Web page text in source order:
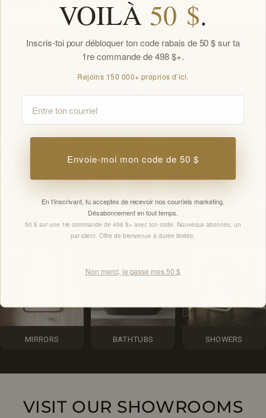
WHAT WE CARRY
VANITIES PLANCHERS PREMIUM FAUCETS
MIRRORS BATHTUBS SHOWERS
VISIT OUR SHOWROOMS
VOILÀ 50 $.
Inscris-toi pour débloquer ton code rabais de 50 $ sur ta
1re commande de 498 $+.
Rejoins 150 000+ proprios d’ici.
Envoie-moi mon code de 50 $
En t’inscrivant, tu acceptes de recevoir nos courriels marketing.
Désabonnement en tout temps.
50 $ sur une 1re commande de 498 $+ avec ton code. Nouveaux abonnés, un
par client. Offre de bienvenue à durée limitée.
Non merci, je passe mes 50 $